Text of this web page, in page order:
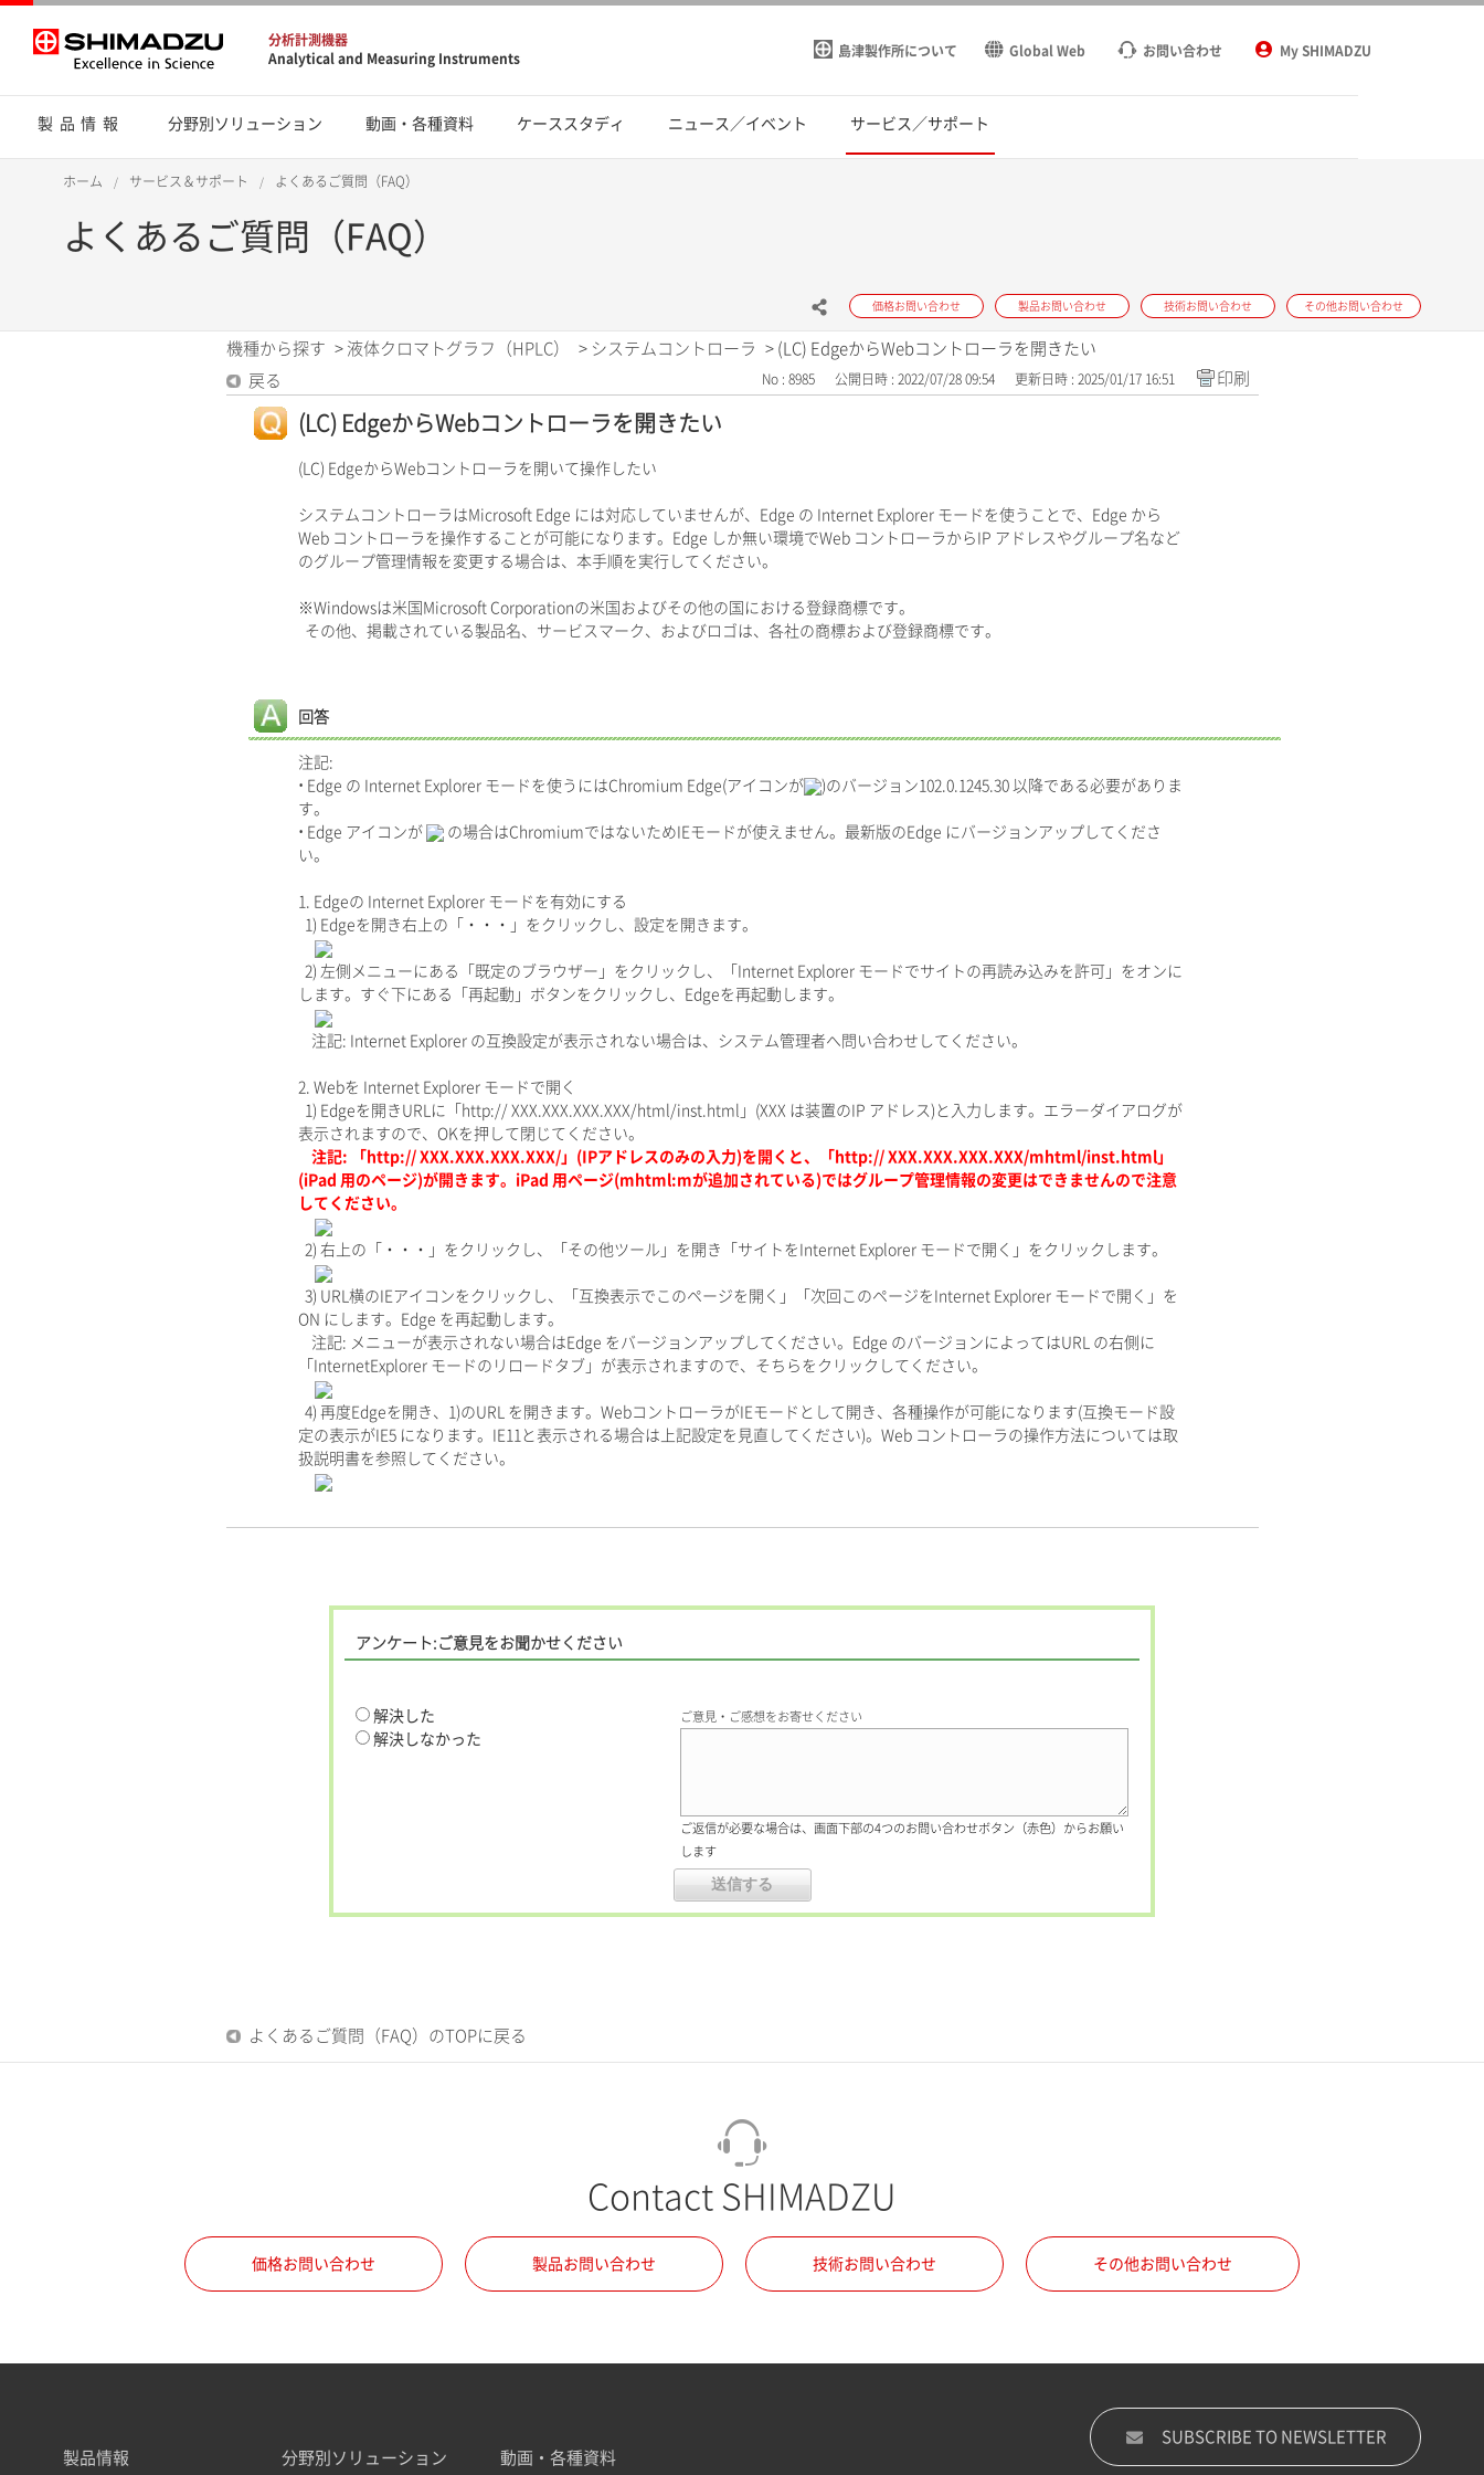
分析計測機器
Analytical and Measuring Instruments
島津製作所について Global Web お問い合わせ My SHIMADZU
製品情報 分野別ソリューション 動画・各種資料 ケーススタディ ニュース／イベント サービス／サポート
ホーム サービス＆サポート よくあるご質問（FAQ）
よくあるご質問（FAQ）
価格お問い合わせ 製品お問い合わせ 技術お問い合わせ その他お問い合わせ
機種から探す > 液体クロマトグラフ（HPLC） > システムコントローラ > (LC) EdgeからWebコントローラを開きたい
戻る
No : 8985 公開日時 : 2022/07/28 09:54 更新日時 : 2025/01/17 16:51 印刷
(LC) EdgeからWebコントローラを開きたい
(LC) EdgeからWebコントローラを開いて操作したい
システムコントローラはMicrosoft Edge には対応していませんが、Edge の Internet Explorer モードを使うことで、Edge から
Web コントローラを操作することが可能になります。Edge しか無い環境でWeb コントローラからIP アドレスやグループ名など
のグループ管理情報を変更する場合は、本手順を実行してください。
※Windowsは米国Microsoft Corporationの米国およびその他の国における登録商標です。
その他、掲載されている製品名、サービスマーク、およびロゴは、各社の商標および登録商標です。
回答
注記:
• Edge の Internet Explorer モードを使うにはChromium Edge(アイコンが
)のバージョン102.0.1245.30 以降である必要がありま
す。
• Edge アイコンが
の場合はChromiumではないためIEモードが使えません。最新版のEdge にバージョンアップしてくださ
い。
1. Edgeの Internet Explorer モードを有効にする
1) Edgeを開き右上の「・・・」をクリックし、設定を開きます。
2) 左側メニューにある「既定のブラウザー」をクリックし、「Internet Explorer モードでサイトの再読み込みを許可」をオンに
します。すぐ下にある「再起動」ボタンをクリックし、Edgeを再起動します。
注記: Internet Explorer の互換設定が表示されない場合は、システム管理者へ問い合わせしてください。
2. Webを Internet Explorer モードで開く
1) Edgeを開きURLに「http:// XXX.XXX.XXX.XXX/html/inst.html」(XXX は装置のIP アドレス)と入力します。エラーダイアログが
表示されますので、OKを押して閉じてください。
注記: 「http:// XXX.XXX.XXX.XXX/」(IPアドレスのみの入力)を開くと、「http:// XXX.XXX.XXX.XXX/mhtml/inst.html」
(iPad 用のページ)が開きます。iPad 用ページ(mhtml:mが追加されている)ではグループ管理情報の変更はできませんので注意
してください。
2) 右上の「・・・」をクリックし、「その他ツール」を開き「サイトをInternet Explorer モードで開く」をクリックします。
3) URL横のIEアイコンをクリックし、「互換表示でこのページを開く」「次回このページをInternet Explorer モードで開く」を
ON にします。Edge を再起動します。
注記: メニューが表示されない場合はEdge をバージョンアップしてください。Edge のバージョンによってはURL の右側に
「InternetExplorer モードのリロードタブ」が表示されますので、そちらをクリックしてください。
4) 再度Edgeを開き、1)のURL を開きます。WebコントローラがIEモードとして開き、各種操作が可能になります(互換モード設
定の表示がIE5 になります。IE11と表示される場合は上記設定を見直してください)。Web コントローラの操作方法については取
扱説明書を参照してください。
アンケート:ご意見をお聞かせください
解決した
解決しなかった
ご意見・ご感想をお寄せください
ご返信が必要な場合は、画面下部の4つのお問い合わせボタン（赤色）からお願い
します
よくあるご質問（FAQ）のTOPに戻る
Contact SHIMADZU
価格お問い合わせ 製品お問い合わせ 技術お問い合わせ その他お問い合わせ
製品情報 分野別ソリューション 動画・各種資料
SUBSCRIBE TO NEWSLETTER